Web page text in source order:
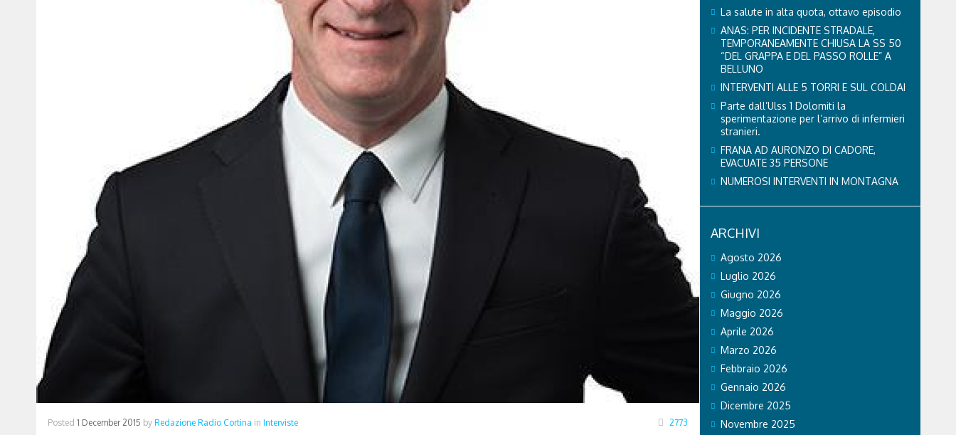
Posted 1 December 2015 by Redazione Radio Cortina in Interviste 2773
La salute in alta quota, ottavo episodio
ANAS: PER INCIDENTE STRADALE,
TEMPORANEAMENTE CHIUSA LA SS 50
“DEL GRAPPA E DEL PASSO ROLLE” A
BELLUNO
INTERVENTI ALLE 5 TORRI E SUL COLDAI
Parte dall’Ulss 1 Dolomiti la
sperimentazione per l’arrivo di infermieri
stranieri.
FRANA AD AURONZO DI CADORE,
EVACUATE 35 PERSONE
NUMEROSI INTERVENTI IN MONTAGNA
ARCHIVI
Agosto 2026
Luglio 2026
Giugno 2026
Maggio 2026
Aprile 2026
Marzo 2026
Febbraio 2026
Gennaio 2026
Dicembre 2025
Novembre 2025